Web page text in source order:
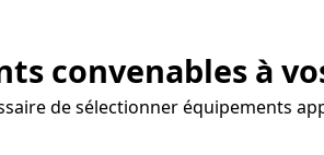
convenables à
de sélectionner équipements